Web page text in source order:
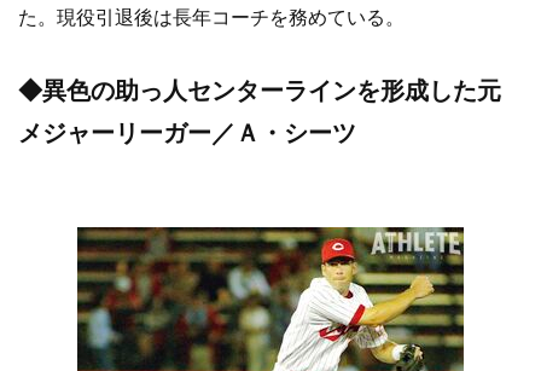
た。現役引退後は長年コーチを務めている。
◆異色の助っ人センターラインを形成した元
メジャーリーガー／Ａ・シーツ